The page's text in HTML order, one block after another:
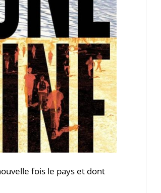
fois le pays et dont